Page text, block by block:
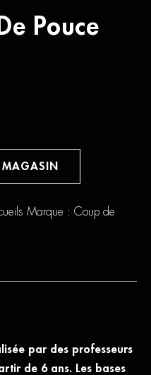
Pouce
MAGASIN
Marque : Coup de
par des professeurs
de 6 ans. Les bases